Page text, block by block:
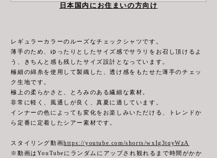
日本国内にお住まいの方向け
レギュラーカラーのルーズなチェックシャツです。
薄手のため、ゆったりとしたサイズ感でサラリをお召し頂けるよ
う、きちんと感も残したサイズ設計となっています。
極細の綿糸を使用して製織した、透け感をもたせた薄手のチェッ
ク生地です。
極上の柔らかさと、とろみのある繊細な素材。
非常に軽く、風通しが良く、真夏に適しています。
インナーの色によっても変化をお楽しみいただける、トレンドか
ら定番に定着したシアー素材です。
スタイリング動画https://youtube.com/shorts/wxIg3tqyWzA
※動画はYouTubeにランダムにアップされ観れるまで時間がかか